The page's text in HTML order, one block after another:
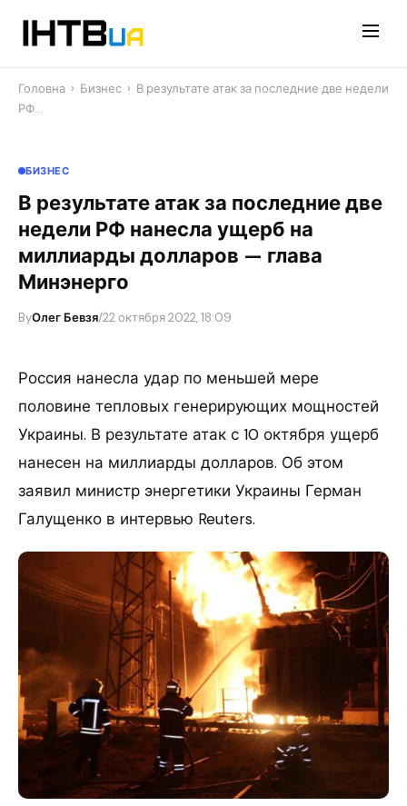
Головна › Бизнес › В результате атак за последние две недели
РФ…
БИЗНЕС
В результате атак за последние две
недели РФ нанесла ущерб на
миллиарды долларов — глава
Минэнерго
ByОлег Бевзя/22 октября 2022, 18:09
Россия нанесла удар по меньшей мере
половине тепловых генерирующих мощностей
Украины. В результате атак с 10 октября ущерб
нанесен на миллиарды долларов. Об этом
заявил министр энергетики Украины Герман
Галущенко в интервью Reuters.